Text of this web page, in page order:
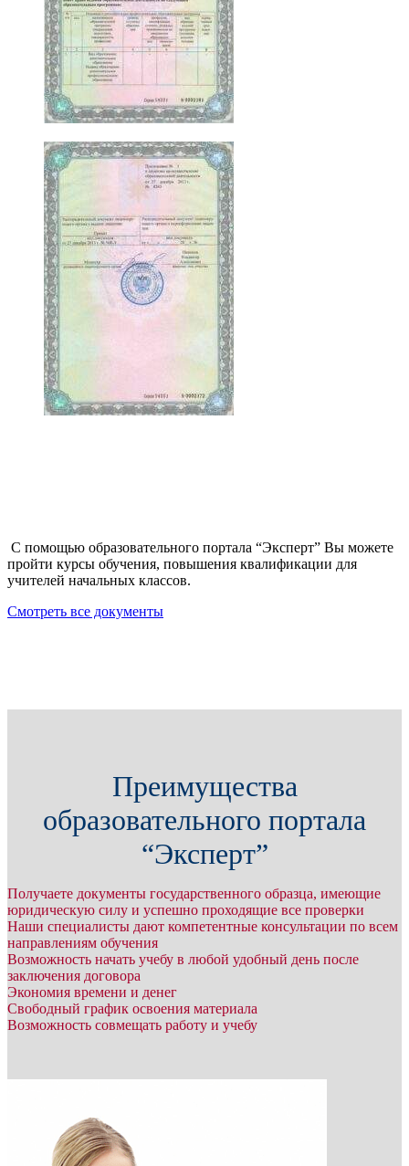
С помощью образовательного портала “Эксперт” Вы можете
пройти курсы обучения, повышения квалификации для
учителей начальных классов.
Смотреть все документы
Преимущества
образовательного портала
“Эксперт”
Получаете документы государственного образца, имеющие
юридическую силу и успешно проходящие все проверки
Наши специалисты дают компетентные консультации по всем
направлениям обучения
Возможность начать учебу в любой удобный день после
заключения договора
Экономия времени и денег
Свободный график освоения материала
Возможность совмещать работу и учебу